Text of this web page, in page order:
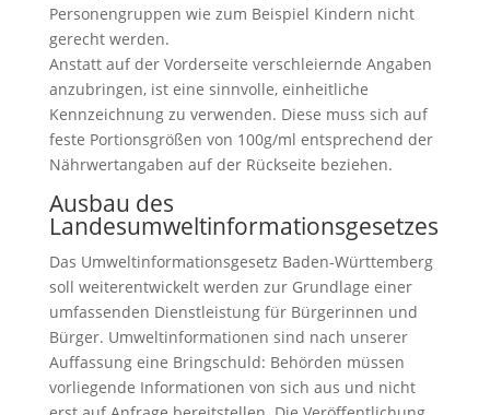
Personengruppen wie zum Beispiel Kindern nicht
gerecht werden.
Anstatt auf der Vorderseite verschleiernde Angaben
anzubringen, ist eine sinnvolle, einheitliche
Kennzeichnung zu verwenden. Diese muss sich auf
feste Portionsgrößen von 100g/ml entsprechend der
Nährwertangaben auf der Rückseite beziehen.
Ausbau des
Landesumweltinformationsgesetzes
Das Umweltinformationsgesetz Baden-Württemberg
soll weiterentwickelt werden zur Grundlage einer
umfassenden Dienstleistung für Bürgerinnen und
Bürger. Umweltinformationen sind nach unserer
Auffassung eine Bringschuld: Behörden müssen
vorliegende Informationen von sich aus und nicht